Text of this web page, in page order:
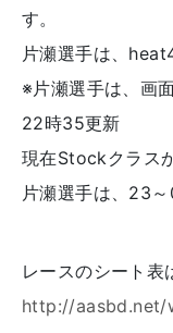
す。
片瀬選手は、
※片瀬選手は、画
22時35更新
現在Stockクラス
片瀬選手は、23～
レースのシート表
http://aasbd.net/